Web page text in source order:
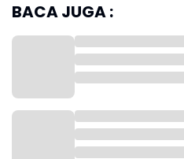
BACA JUGA :